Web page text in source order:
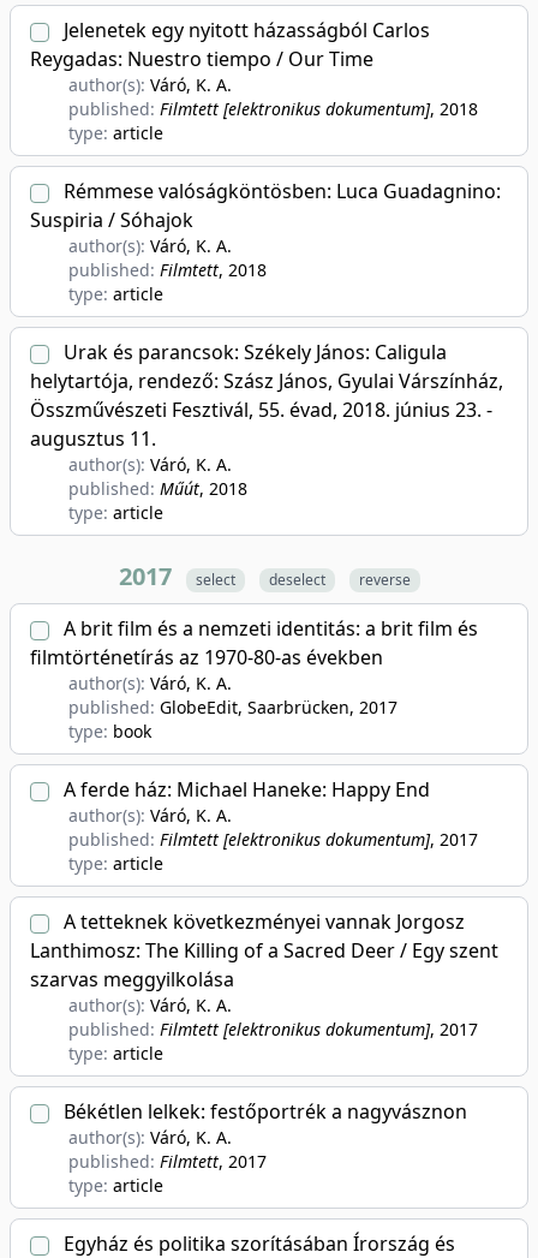
Jelenetek egy nyitott házasságból Carlos
Reygadas: Nuestro tiempo / Our Time
author(s): Váró, K. A.
published: Filmtett [elektronikus dokumentum], 2018
type: article
Rémmese valóságköntösben: Luca Guadagnino:
Suspiria / Sóhajok
author(s): Váró, K. A.
published: Filmtett, 2018
type: article
Urak és parancsok: Székely János: Caligula
helytartója, rendező: Szász János, Gyulai Várszínház,
Összművészeti Fesztivál, 55. évad, 2018. június 23. -
augusztus 11.
author(s): Váró, K. A.
published: Műút, 2018
type: article
2017 select deselect reverse
A brit film és a nemzeti identitás: a brit film és
filmtörténetírás az 1970-80-as években
author(s): Váró, K. A.
published: GlobeEdit, Saarbrücken, 2017
type: book
A ferde ház: Michael Haneke: Happy End
author(s): Váró, K. A.
published: Filmtett [elektronikus dokumentum], 2017
type: article
A tetteknek következményei vannak Jorgosz
Lanthimosz: The Killing of a Sacred Deer / Egy szent
szarvas meggyilkolása
author(s): Váró, K. A.
published: Filmtett [elektronikus dokumentum], 2017
type: article
Békétlen lelkek: festőportrék a nagyvásznon
author(s): Váró, K. A.
published: Filmtett, 2017
type: article
Egyház és politika szorításában Írország és